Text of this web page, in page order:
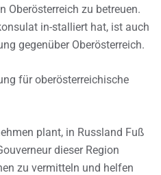
Oberösterreich zu betreuen.
in-stalliert hat, ist auch
gegenüber Oberösterreich.
für oberösterreichische
plant, in Russland Fuß
dieser Region
zu vermitteln und helfen